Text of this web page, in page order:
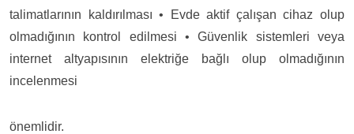
talimatlarının kaldırılması • Evde aktif çalışan cihaz olup
olmadığının kontrol edilmesi • Güvenlik sistemleri veya
internet altyapısının elektriğe bağlı olup olmadığının
incelenmesi
önemlidir.